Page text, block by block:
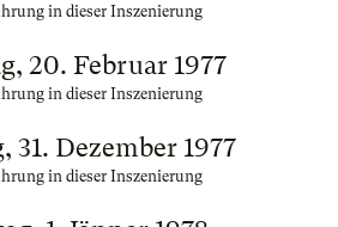
in dieser Inszenierung
20. Februar 1977
in dieser Inszenierung
31. Dezember 1977
in dieser Inszenierung